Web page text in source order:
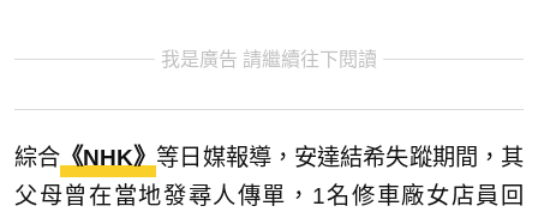
我是廣告 請繼續往下閱讀
綜合 《NHK》 等日媒報導，安達結希失蹤期間，其
父母曾在當地發尋人傳單，1名修車廠女店員回